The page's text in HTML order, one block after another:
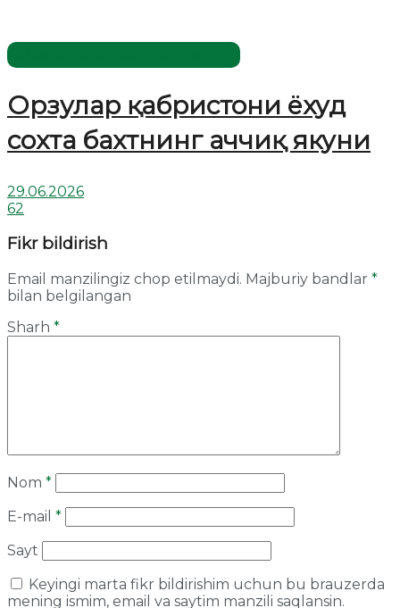
Орзулар қабристони ёхуд
сохта бахтнинг аччиқ якуни
29.06.2026
62
Fikr bildirish
Email manzilingiz chop etilmaydi. Majburiy bandlar *
bilan belgilangan
Sharh *
Nom *
E-mail *
Sayt
Keyingi marta fikr bildirishim uchun bu brauzerda
mening ismim, email va saytim manzili saqlansin.